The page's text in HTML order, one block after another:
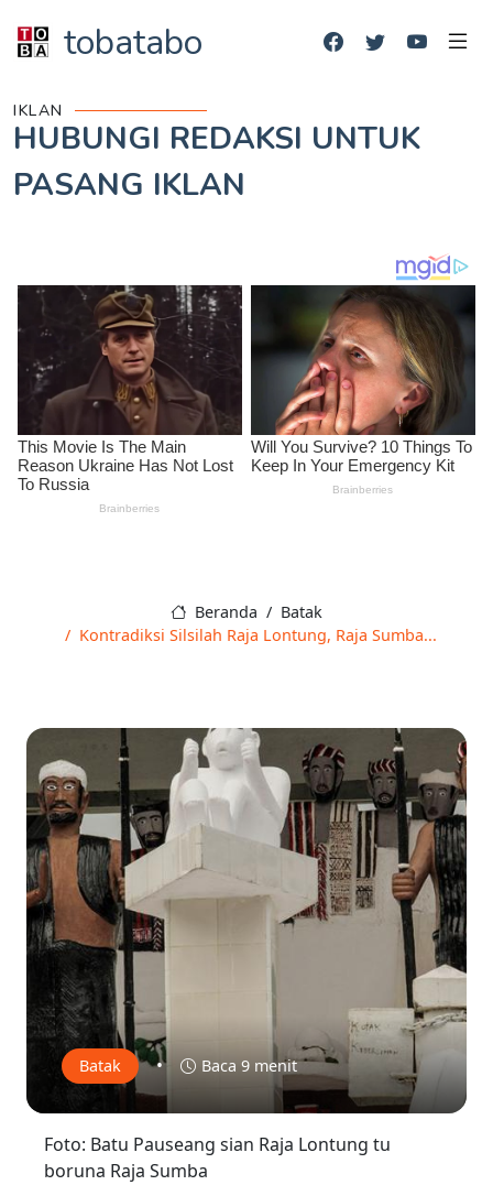
tobatabo
IKLAN
HUBUNGI REDAKSI UNTUK
PASANG IKLAN
Beranda
Batak
Kontradiksi Silsilah Raja Lontung, Raja Sumba...
Batak • Baca 9 menit
Foto: Batu Pauseang sian Raja Lontung tu
boruna Raja Sumba